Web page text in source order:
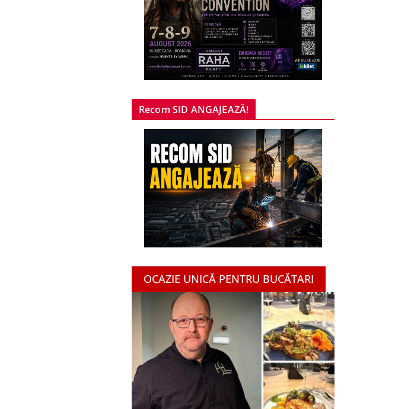
Recom SID ANGAJEAZĂ!
OCAZIE UNICĂ PENTRU BUCĂTARI